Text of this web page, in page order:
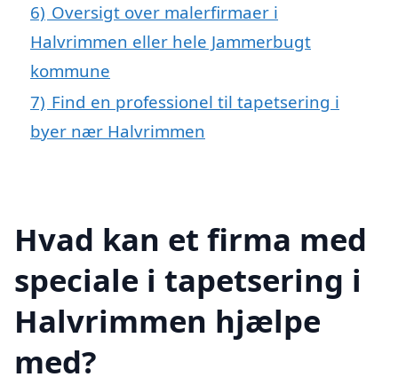
6) Oversigt over malerfirmaer i
Halvrimmen eller hele Jammerbugt
kommune
7) Find en professionel til tapetsering i
byer nær Halvrimmen
Hvad kan et firma med
speciale i tapetsering i
Halvrimmen hjælpe
med?